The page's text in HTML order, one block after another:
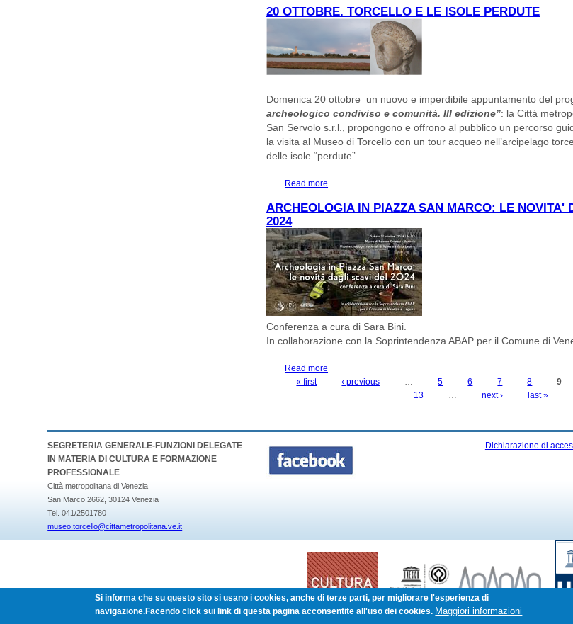
20 OTTOBRE. TORCELLO E LE ISOLE PERDUTE
Domenica 20 ottobre un nuovo e imperdibile appuntamento del
archeologico condiviso e comunità. III edizione”: la Città
San Servolo s.r.l., propongono e offrono al pubblico un percorso
la visita al Museo di Torcello con un tour acqueo nell’arcipelago
delle isole “perdute”.
Read more
ARCHEOLOGIA IN PIAZZA SAN MARCO: LE NOVITA'
2024
Conferenza a cura di Sara Bini.
In collaborazione con la Soprintendenza ABAP per il Comune di
Read more
« first ‹ previous … 5 6 7 8 9
13
… next ›
last »
SEGRETERIA GENERALE-FUNZIONI DELEGATE
IN MATERIA DI CULTURA E FORMAZIONE
PROFESSIONALE
Città metropolitana di Venezia
San Marco 2662, 30124 Venezia
Tel. 041/2501780
museo.torcello@cittametropolitana.ve.it
Dichiarazione di
Si informa che su questo sito si usano i cookies, anche di terze parti, per migliorare l'esperienza di
navigazione.Facendo click sui link di questa pagina acconsentite all'uso dei cookies. Maggiori informazioni